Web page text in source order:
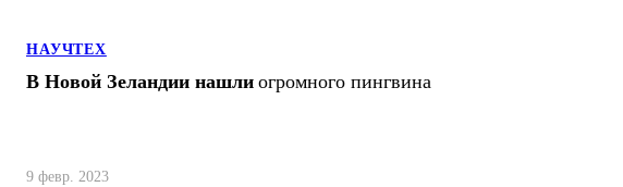
НАУЧТЕХ
В Новой Зеландии нашли огромного пингвина
9 февр. 2023